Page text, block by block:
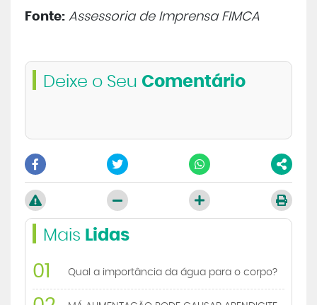
Fonte: Assessoria de Imprensa FIMCA
Deixe o Seu Comentário
Mais Lidas
01 Qual a importância da água para o corpo?